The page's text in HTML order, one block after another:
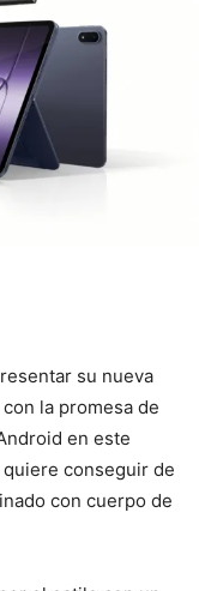
su nueva
la promesa de
en este
conseguir de
con cuerpo de